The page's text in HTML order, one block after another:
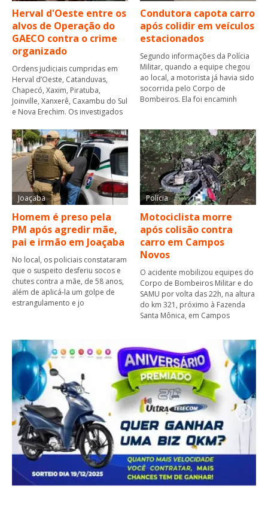
Herval d'Oeste entre os
alvos de Operação do
GAECO contra o crime
organizado
Ordens judiciais cumpridas em
Herval d’Oeste, Catanduvas,
Chapecó, Xaxim, Piratuba,
Joinville, Xanxerê, Caxambu do Sul
e Nova Erechim. Os investigados
Condutora capota carro
após colidir em veículos
estacionados
Segundo informações da Polícia
Militar, quando a equipe chegou
ao local, a motorista já havia sido
socorrida pelo Corpo de
Bombeiros. Ela foi encaminh
Joaçaba
Homem é preso pela
PM após agredir mãe,
pai e irmão em Joaçaba
No local, os policiais constataram
que o suspeito desferiu socos e
chutes contra a mãe, de 58 anos,
além de aplicá-la um golpe de
estrangulamento e jo
Polícia
Motociclista morre
após colisão contra
carro em Campos
Novos
O acidente mobilizou equipes do
Corpo de Bombeiros Militar e do
SAMU por volta das 22h, na altura
do km 321, próximo à Fazenda
Santa Mônica, em Campos